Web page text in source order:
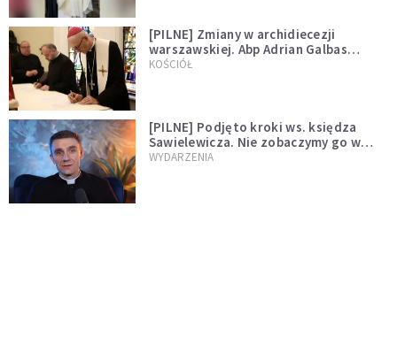
[PILNE] Zmiany w archidiecezji
warszawskiej. Abp Adrian Galbas
wręczył dekrety nowym proboszczom
KOŚCIÓŁ
[PILNE] Podjęto kroki ws. księdza
Sawielewicza. Nie zobaczymy go w
mediach
WYDARZENIA